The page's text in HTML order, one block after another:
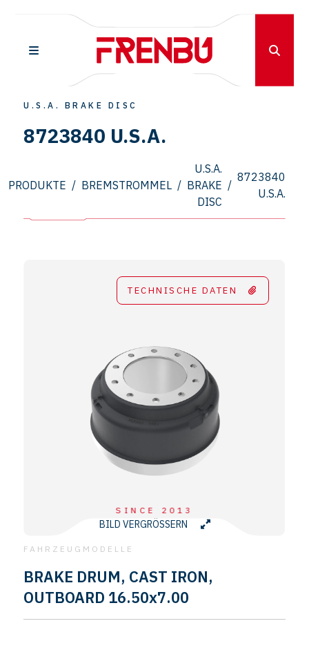
SINCE 2013
U.S.A. BRAKE DISC
8723840 U.S.A.
PRODUKTE / BREMSTROMMEL /
U.S.A.
BRAKE
DISC
/
8723840
U.S.A.
TECHNISCHE DATEN
BILD VERGRÖSSERN
FAHRZEUGMODELLE
BRAKE DRUM, CAST IRON,
OUTBOARD 16.50x7.00